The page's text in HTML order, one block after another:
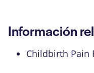
Información
Childbirth Pain